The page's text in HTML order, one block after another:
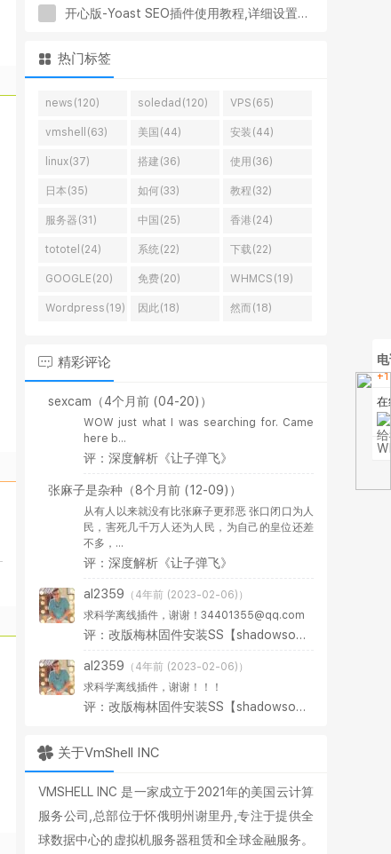
开心版-Yoast SEO插件使用教程,详细设置步骤
热门标签
news(120) soledad(120) VPS(65)
vmshell(63) 美国(44) 安装(44)
linux(37) 搭建(36) 使用(36)
日本(35) 如何(33) 教程(32)
服务器(31) 中国(25) 香港(24)
tototel(24) 系统(22) 下载(22)
GOOGLE(20) 免费(20) WHMCS(19)
Wordpress(19) 因此(18) 然而(18)
精彩评论
sexcam （4个月前 (04-20)）
WOW just what I was searching for. Came
here b...
评：深度解析《让子弹飞》
张麻子是杂种 （8个月前 (12-09)）
从有人以来就没有比张麻子更邪恶 张口闭口为人
民，害死几千万人还为人民，为自己的皇位还差
不多，...
评：深度解析《让子弹飞》
al2359 （4年前 (2023-02-06)）
求科学离线插件，谢谢！34401355@qq.com
评：改版梅林固件安装SS【shadowsocks】科学上网插件教程
al2359 （4年前 (2023-02-06)）
求科学离线插件，谢谢！！！
评：改版梅林固件安装SS【shadowsocks】科学上网插件教程
关于VmShell INC
VMSHELL INC 是一家成立于2021年的美国云计算
服务公司,总部位于怀俄明州谢里丹,专注于提供全
球数据中心的虚拟机服务器租赁和全球金融服务。
在